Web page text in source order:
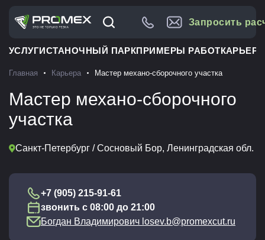
Запросить
УСЛУГИСТАНОЧНЫЙ ПАРКПРИМЕРЫ РАБОТКАРЬЕРА
Главная Карьера Мастер механо-сборочного участка
Мастер механо-сборочного
участка
Санкт-Петербург / Сосновый Бор, Ленинградская обл.
+7 (905) 215-91-61
звонить с 08:00 до 21:00
Богдан Владимирович losev.b@promexcut.ru